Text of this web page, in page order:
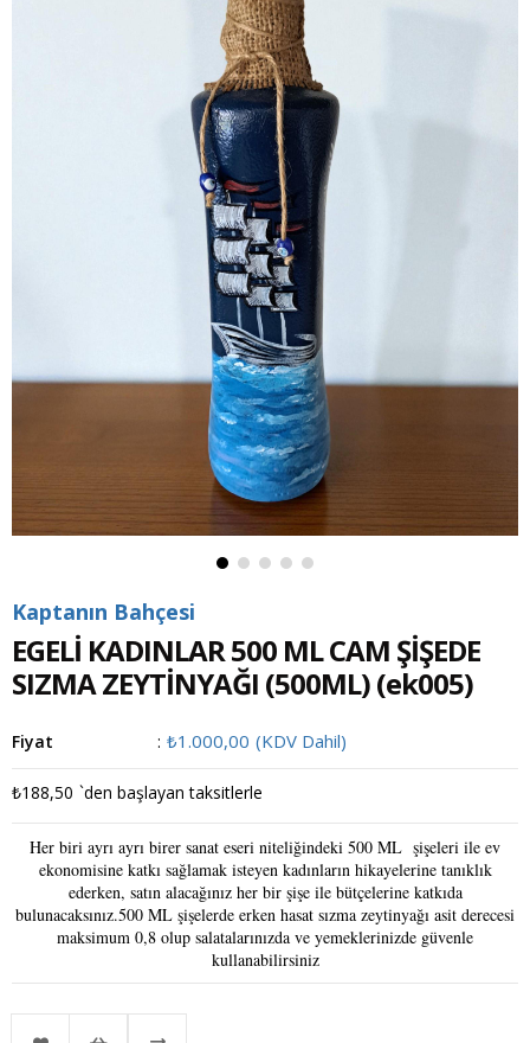
Kaptanın Bahçesi
EGELİ KADINLAR 500 ML CAM ŞİŞEDE
SIZMA ZEYTİNYAĞI (500ML)(ek005)
Fiyat : ₺1.000,00 (KDV Dahil)
₺188,50 `den başlayan taksitlerle
Her biri ayrı ayrı birer sanat eseri niteliğindeki 500 ML şişeleri ile ev
ekonomisine katkı sağlamak isteyen kadınların hikayelerine tanıklık
ederken, satın alacağınız her bir şişe ile bütçelerine katkıda
bulunacaksınız.500 ML şişelerde erken hasat sızma zeytinyağı asit derecesi
maksimum 0,8 olup salatalarınızda ve yemeklerinizde güvenle
kullanabilirsiniz